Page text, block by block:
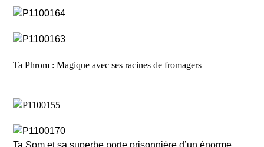
Ta Phrom : Magique avec ses racines de fromagers
Ta Som et sa superbe porte prisonnière d’un énorme